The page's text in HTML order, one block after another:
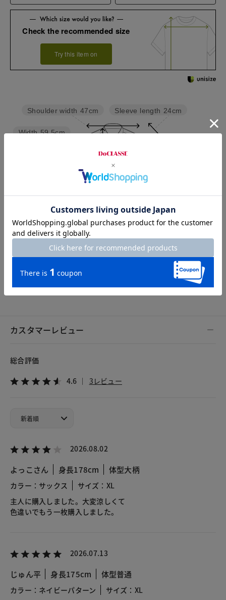
Check the recommended size
Try this item on
Sleeve length 24cm
Length 74cm
Width 59.5cm
Shoulder width 47cm
カスタマーレビュー
総合評価
4.6 3レビュー
2026.08.02
よっこさん 身長178cm 体型大柄
カラー：サックス
サイズ：XL
主人に購入しました。大変涼しくて
色違いでもう一枚購入しました。
2026.07.13
じゅん平 身長175cm 体型普通
カラー：ネイビーパターン
サイズ：XL